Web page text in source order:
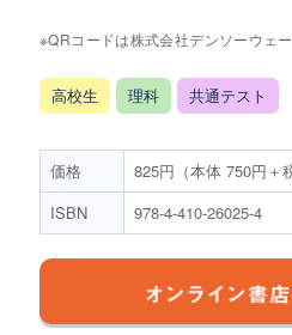
※QRコードは株式会社デンソーウェ
高校生 理科 共通テスト
価格
825円（本体 750円＋
ISBN
978-4-410-26025-4